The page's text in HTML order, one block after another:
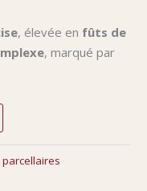
, élevée en fûts de
, marqué par